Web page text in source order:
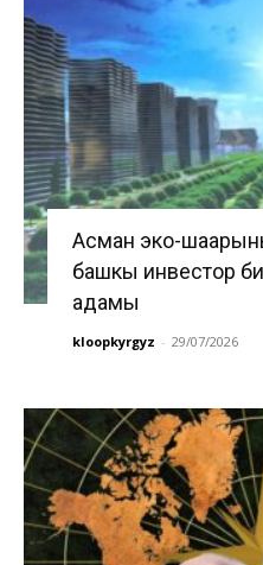
Асман эко-
башкы инвестор
адамы
kloopkyrgyz - 29/07/2026